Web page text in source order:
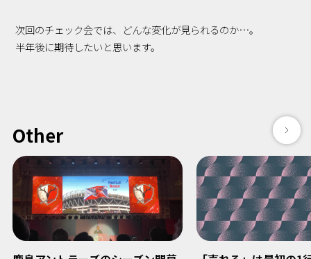
次回のチェック会では、どんな変化が見られるのか…。
半年後に期待したいと思います。
Other